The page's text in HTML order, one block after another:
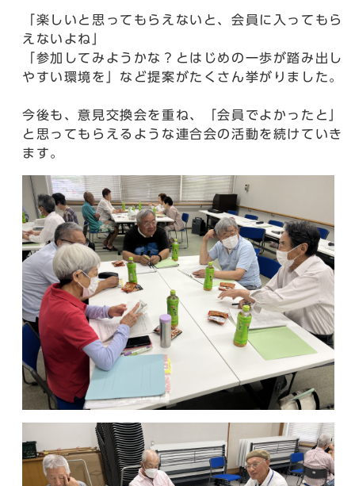
「楽しいと思ってもらえないと、会員に入ってもら
えないよね」
「参加してみようかな？とはじめの一歩が踏み出し
やすい環境を」など提案がたくさん挙がりました。
今後も、意見交換会を重ね、「会員でよかったと」
と思ってもらえるような連合会の活動を続けていき
ます。